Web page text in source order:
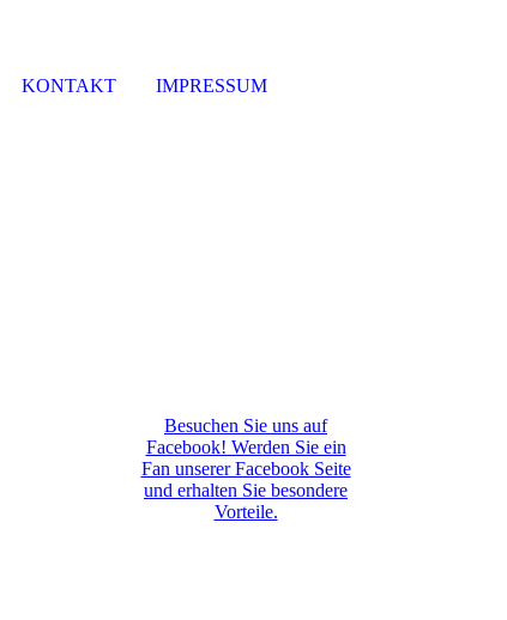
KONTAKT IMPRESSUM
Besuchen Sie uns auf
Facebook! Werden Sie ein
Fan unserer Facebook Seite
und erhalten Sie besondere
Vorteile.